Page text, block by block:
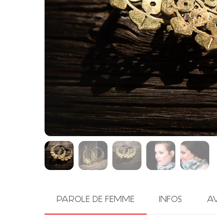
PAROLE DE FEMME INFOS